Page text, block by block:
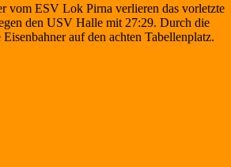
vom ESV Lok Pirna verlieren das vorletzte
den USV Halle mit 27:29. Durch die
auf den achten Tabellenplatz.